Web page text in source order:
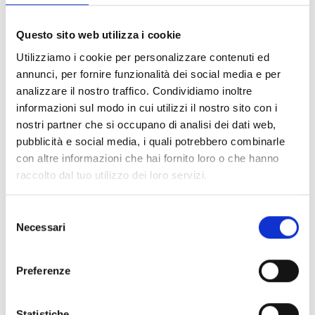
Questo sito web utilizza i cookie
Utilizziamo i cookie per personalizzare contenuti ed
annunci, per fornire funzionalità dei social media e per
analizzare il nostro traffico. Condividiamo inoltre
informazioni sul modo in cui utilizzi il nostro sito con i
nostri partner che si occupano di analisi dei dati web,
pubblicità e social media, i quali potrebbero combinarle
con altre informazioni che hai fornito loro o che hanno
raccolto dal tuo utilizzo dei loro servizi.
delNecessari
Preferenze
WEISSES RÖSSL LICHTENBERG
Marktweg 8
3902639026 Lichtenberg
postmaster@weisses-roessl-lichtenberg.it